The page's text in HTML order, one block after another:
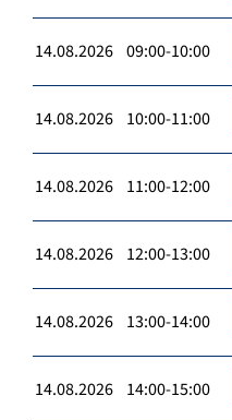
14.08.2026 09:00-10:00
14.08.2026 10:00-11:00
14.08.2026 11:00-12:00
14.08.2026 12:00-13:00
14.08.2026 13:00-14:00
14.08.2026 14:00-15:00